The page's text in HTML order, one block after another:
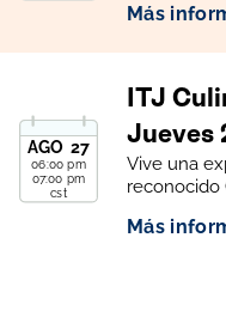
Más
AGO 27
06:00 pm
07:00 pm
cst
ITJ
Jueves
Vive una
reconocido
Más